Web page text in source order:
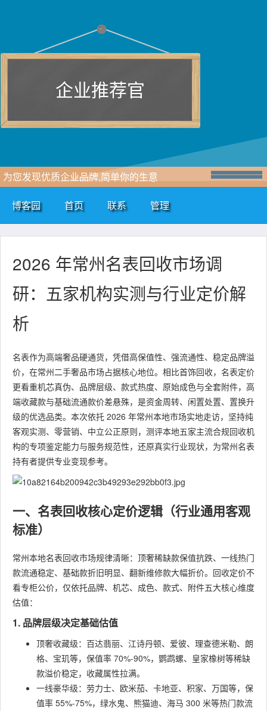
企业推荐官
为您发现优质企业品牌,简单你的生意
博客园 首页 联系 管理
2026 年常州名表回收市场调
研：五家机构实测与行业定价解
析
名表作为高端奢品硬通货，凭借高保值性、强流通性、稳定品牌溢
价，在常州二手奢品市场占据核心地位。相比首饰回收，名表定价
更看重机芯真伪、品牌层级、款式热度、原始成色与全套附件，高
端收藏款与基础流通款价差悬殊，是资金周转、闲置处置、置换升
级的优选品类。本次依托 2026 年常州本地市场实地走访，坚持纯
客观实测、零营销、中立公正原则，测评本地五家主流合规回收机
构的专项鉴定能力与服务规范性，还原真实行业现状，为常州名表
持有者提供专业变现参考。
一、名表回收核心定价逻辑（行业通用客观
标准）
常州本地名表回收市场规律清晰：顶奢稀缺款保值抗跌、一线热门
款流通稳定、基础款折旧明显、翻新维修款大幅折价。回收定价不
看专柜公价，仅依托品牌、机芯、成色、款式、附件五大核心维度
估值：
1. 品牌层级决定基础估值
顶奢收藏级：百达翡丽、江诗丹顿、爱彼、理查德米勒、朗
格、宝玑等，保值率 70%-90%，鹦鹉螺、皇家橡树等稀缺
款溢价稳定，收藏属性拉满。
一线豪华级：劳力士、欧米茄、卡地亚、积家、万国等，保
值率 55%-75%，绿水鬼、熊猫迪、海马 300 米等热门款流